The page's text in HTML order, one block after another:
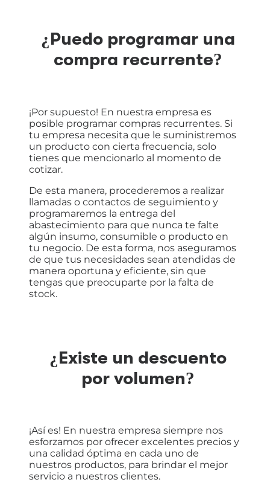
¿Puedo programar una
compra recurrente?
¡Por supuesto! En nuestra empresa es
posible programar compras recurrentes. Si
tu empresa necesita que le suministremos
un producto con cierta frecuencia, solo
tienes que mencionarlo al momento de
cotizar.
De esta manera, procederemos a realizar
llamadas o contactos de seguimiento y
programaremos la entrega del
abastecimiento para que nunca te falte
algún insumo, consumible o producto en
tu negocio. De esta forma, nos aseguramos
de que tus necesidades sean atendidas de
manera oportuna y eficiente, sin que
tengas que preocuparte por la falta de
stock.
¿Existe un descuento
por volumen?
¡Así es! En nuestra empresa siempre nos
esforzamos por ofrecer excelentes precios y
una calidad óptima en cada uno de
nuestros productos, para brindar el mejor
servicio a nuestros clientes.